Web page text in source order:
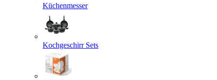
Küchenmesser
Kochgeschirr Sets